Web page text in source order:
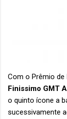
Com o Prêmio de
Finissimo GMT
o quinto ícone a
sucessivamente